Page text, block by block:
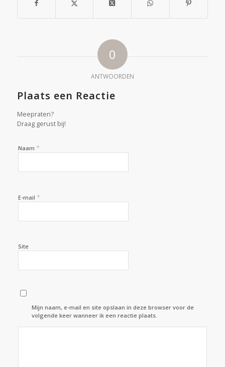
0
ANTWOORDEN
Plaats een Reactie
Meepraten?
Draag gerust bij!
Naam *
E-mail *
Site
Mijn naam, e-mail en site opslaan in deze browser voor de
volgende keer wanneer ik een reactie plaats.